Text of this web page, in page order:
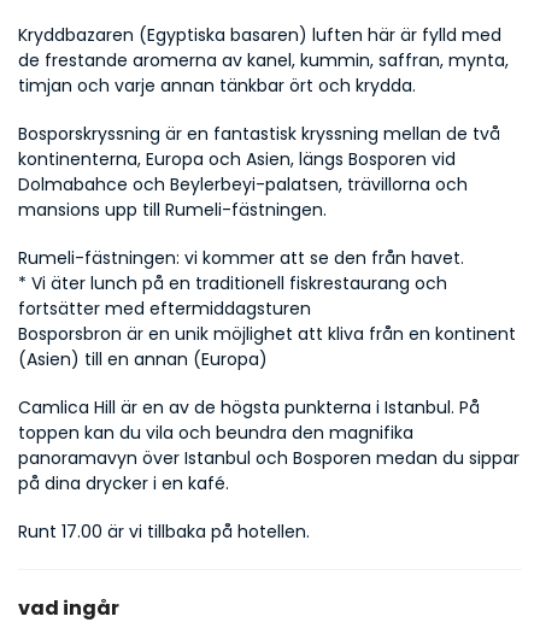
Kryddbazaren (Egyptiska basaren) luften här är fylld med
de frestande aromerna av kanel, kummin, saffran, mynta,
timjan och varje annan tänkbar ört och krydda.
Bosporskryssning är en fantastisk kryssning mellan de två
kontinenterna, Europa och Asien, längs Bosporen vid
Dolmabahce och Beylerbeyi-palatsen, trävillorna och
mansions upp till Rumeli-fästningen.
Rumeli-fästningen: vi kommer att se den från havet.
* Vi äter lunch på en traditionell fiskrestaurang och
fortsätter med eftermiddagsturen
Bosporsbron är en unik möjlighet att kliva från en kontinent
(Asien) till en annan (Europa)
Camlica Hill är en av de högsta punkterna i Istanbul. På
toppen kan du vila och beundra den magnifika
panoramavyn över Istanbul och Bosporen medan du sippar
på dina drycker i en kafé.
Runt 17.00 är vi tillbaka på hotellen.
vad ingår